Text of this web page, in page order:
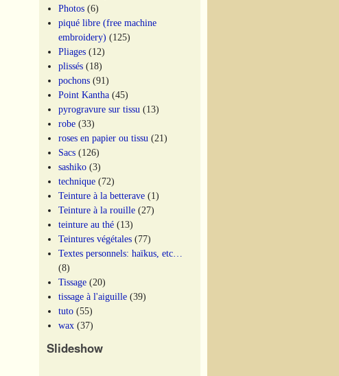
Photos (6)
piqué libre (free machine
embroidery) (125)
Pliages (12)
plissés (18)
pochons (91)
Point Kantha (45)
pyrogravure sur tissu (13)
robe (33)
roses en papier ou tissu (21)
Sacs (126)
sashiko (3)
technique (72)
Teinture à la betterave (1)
Teinture à la rouille (27)
teinture au thé (13)
Teintures végétales (77)
Textes personnels: haïkus, etc…
(8)
Tissage (20)
tissage à l'aiguille (39)
tuto (55)
wax (37)
Slideshow